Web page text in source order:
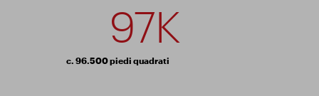
97K
c. 96.500 piedi quadrati